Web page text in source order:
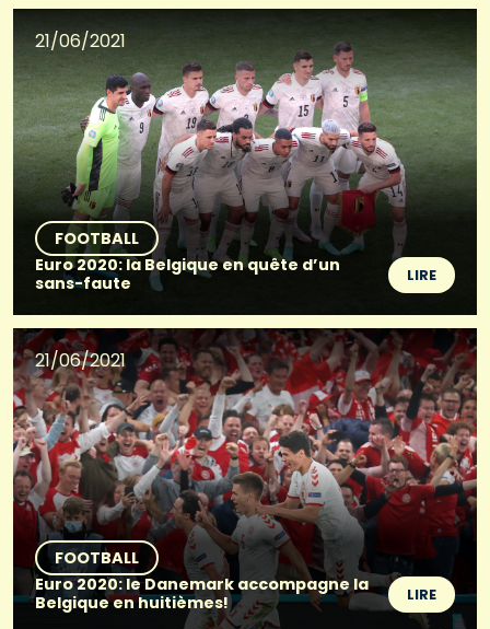
21/06/2021
FOOTBALL
Euro 2020: la Belgique en quête d’un
sans-faute
LIRE
21/06/2021
FOOTBALL
Euro 2020: le Danemark accompagne la
Belgique en huitièmes!
LIRE